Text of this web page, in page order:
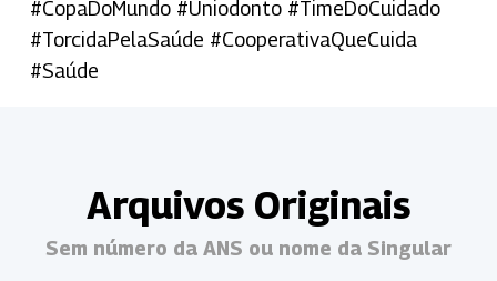
#CopaDoMundo #Uniodonto #TimeDoCuidado
#TorcidaPelaSaúde #CooperativaQueCuida
#Saúde
Arquivos Originais
Sem número da ANS ou nome da Singular